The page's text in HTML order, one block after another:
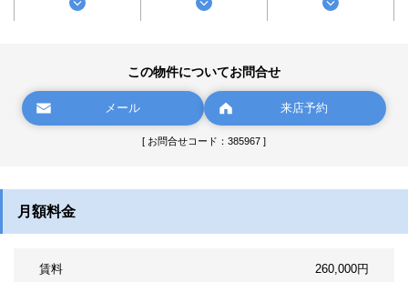
この物件についてお問合せ
メール 来店予約
[ お問合せコード：385967 ]
月額料金
賃料 260,000円